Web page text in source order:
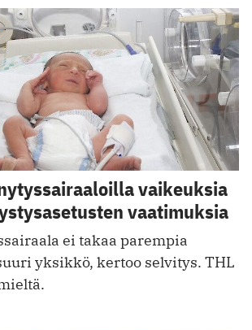
vaikeuksia
vaatimuksia
ei takaa parempia
yksikkö, kertoo selvitys. THL